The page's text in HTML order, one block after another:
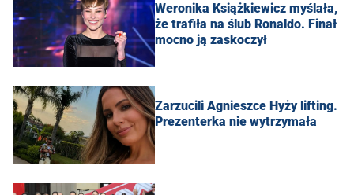
Weronika Książkiewicz myślała,
że trafiła na ślub Ronaldo. Finał
mocno ją zaskoczył
Zarzucili Agnieszce Hyży lifting.
Prezenterka nie wytrzymała